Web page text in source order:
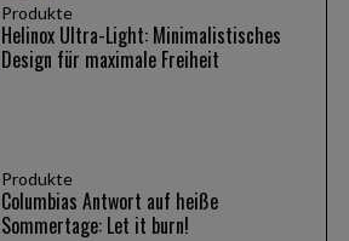
Produkte
Helinox Ultra-Light: Minimalistisches
Design für maximale Freiheit
Produkte
Columbias Antwort auf heiße
Sommertage: Let it burn!